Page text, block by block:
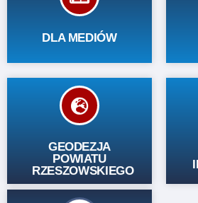
DLA MEDIÓW
RZECZNIK
PRASOWY
GEODEZJA
POWIATU
RZESZOWSKIEGO